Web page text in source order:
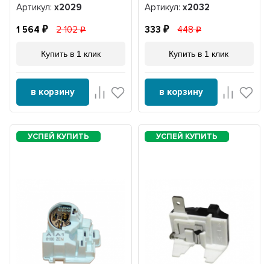
Артикул:x2029
1 564 2 102
Купить в 1 клик
в корзину
Артикул: х2032
333 448
Купить в 1 клик
в корзину